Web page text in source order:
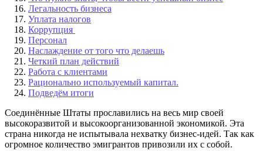
Легальность бизнеса
Уплата налогов
Коррупция
Персонал
Наслаждение от того что делаешь
Четкий план действий
Работа с клиентами
Рационально используемый капитал.
Подведём итоги
Соединённые Штаты прославились на весь мир своей
высокоразвитой и высокоорганизованной экономикой. Эта
страна никогда не испытывала нехватку бизнес-идей. Так как
огромное количество эмигрантов привозили их с собой.